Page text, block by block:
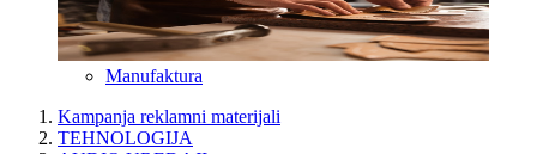
Manufaktura
Kampanja reklamni materijali
TEHNOLOGIJA